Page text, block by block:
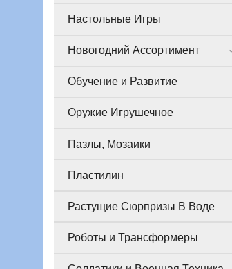
Настольные Игры
Новогодний Ассортимент
Обучение и Развитие
Оружие Игрушечное
Пазлы, Мозаики
Пластилин
Растущие Сюрпризы В Воде
Роботы и Трансформеры